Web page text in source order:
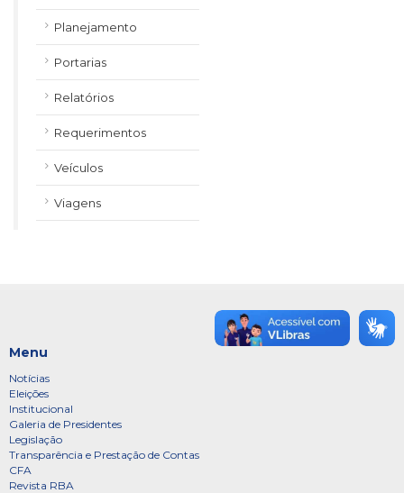
Planejamento
Portarias
Relatórios
Requerimentos
Veículos
Viagens
Menu
Notícias
Eleições
Institucional
Galeria de Presidentes
Legislação
Transparência e Prestação de Contas
CFA
Revista RBA